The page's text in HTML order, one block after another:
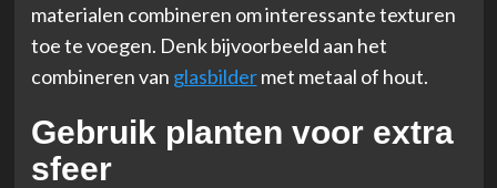
materialen combineren om interessante texturen
toe te voegen. Denk bijvoorbeeld aan het
combineren van glasbildermet metaal of hout.
Gebruik planten voor extra
sfeer